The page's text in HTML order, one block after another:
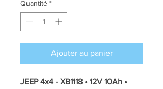
Quantité *
Ajouter au panier
JEEP 4x4 - XB1118 • 12V 10Ah •